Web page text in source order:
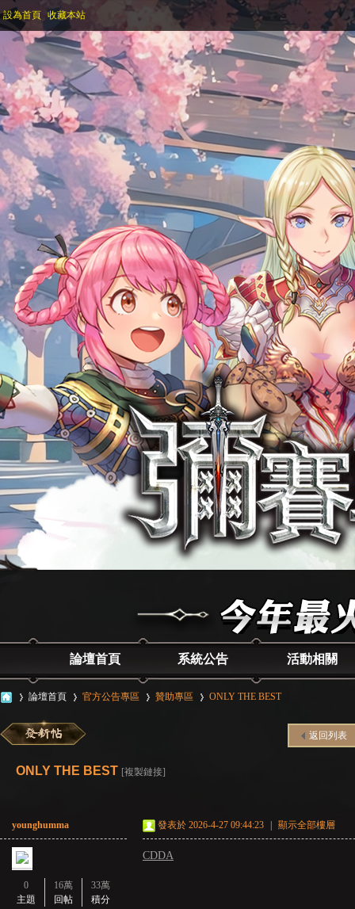
設為首頁 收藏本站
論壇首頁 系統公告 活動相關
»
論壇首頁
›
官方公告專區
›
贊助專區 ONLY THE BEST
返回列表
ONLY THE BEST [複製鏈接]
younghumma
0
主題
16萬
回帖
33萬
積分
發表於 2026-4-27 09:44:23 顯示全部樓層
CDDA